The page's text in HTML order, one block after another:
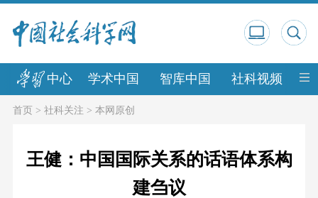
中心 学术中国 智库中国 社科视频 中
首页> 社科关注 > 本网原创
王健：中国国际关系的话语体系构
建刍议